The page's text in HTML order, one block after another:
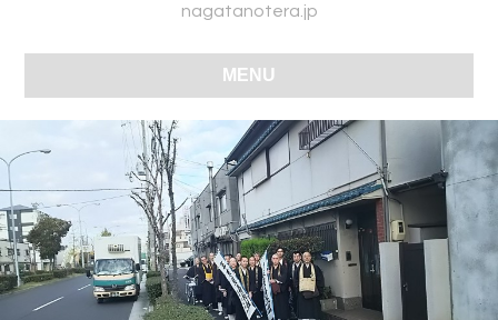
nagatanotera.jp
MENU